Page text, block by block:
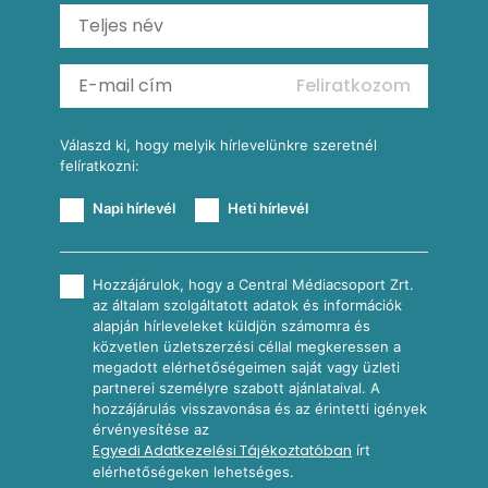
Ratatouille
Almás-kéksajtos kukoricasaláta
Köretek
Reggeli receptek
Feliratkozom
Válaszd ki, hogy melyik hírlevelünkre szeretnél
felíratkozni:
Napi hírlevél Heti hírlevél
Hozzájárulok, hogy a Central Médiacsoport Zrt.
az általam szolgáltatott adatok és információk
alapján hírleveleket küldjön számomra és
közvetlen üzletszerzési céllal megkeressen a
megadott elérhetőségeimen saját vagy üzleti
partnerei személyre szabott ajánlataival. A
hozzájárulás visszavonása és az érintetti igények
érvényesítése az
Egyedi Adatkezelési Tájékoztatóban írt
elérhetőségeken lehetséges.